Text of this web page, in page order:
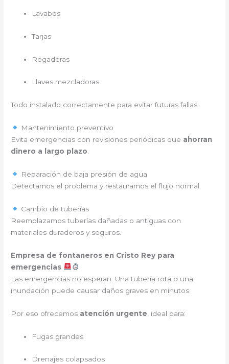
Lavabos
Tarjas
Regaderas
Llaves mezcladoras
Todo instalado correctamente para evitar futuras fallas.
Mantenimiento preventivo
Evita emergencias con revisiones periódicas que ahorran
dinero a largo plazo
Reparación de baja presión de agua
Detectamos el problema y restauramos el flujo normal.
Cambio de tuberías
Reemplazamos tuberías dañadas o antiguas con
materiales duraderos y seguros.
Empresa de fontaneros en Cristo Rey para
emergencias
Las emergencias no esperan. Una tubería rota o una
inundación puede causar daños graves en minutos.
Por eso ofrecemos atención urgente , ideal para:
Fugas grandes
Drenajes colapsados